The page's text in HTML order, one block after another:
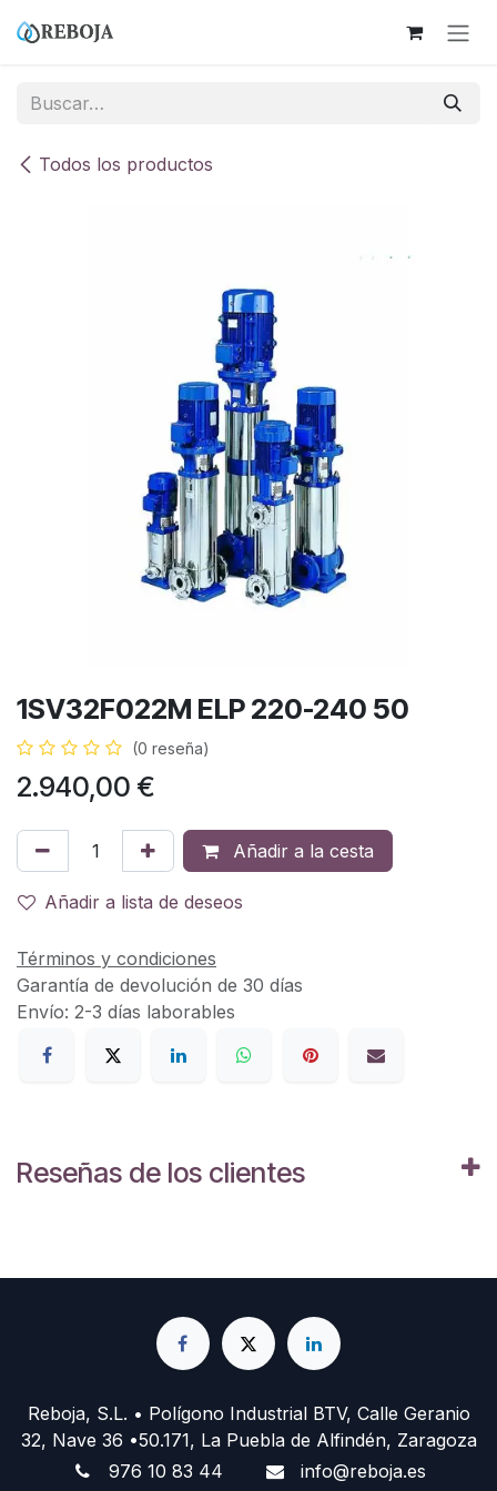
Todos los productos
1SV32F022M ELP 220-240 50
(0 reseña)
2.940,00 €
Añadir a la cesta
Añadir a lista de deseos
Términos y condiciones
Garantía de devolución de 30 días
Envío: 2-3 días laborables
Reseñas de los clientes
Reboja, S.L. • Polígono Industrial BTV, Calle Geranio
32, Nave 36 •50.171, La Puebla de Alfindén, Zaragoza
976 10 83 44
info@reboja.es